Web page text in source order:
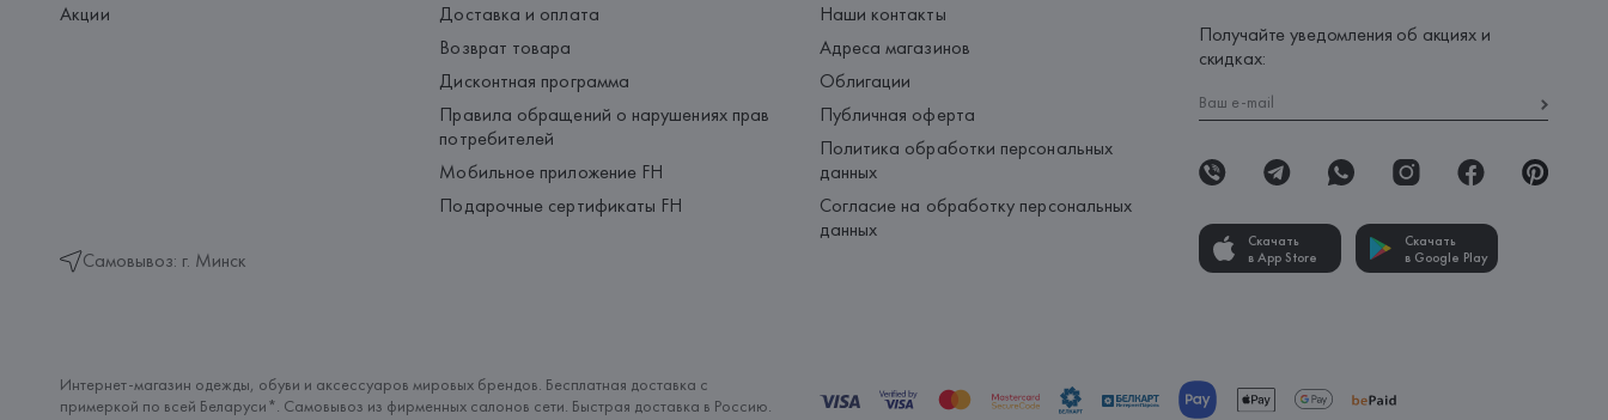
Акции
Самовывоз: г. Минск
Доставка и оплата
Возврат товара
Дисконтная программа
Правила обращений о нарушениях прав
потребителей
Мобильное приложение FH
Подарочные сертификаты FH
Наши контакты
Адреса магазинов
Облигации
Публичная оферта
Политика обработки персональных
данных
Согласие на обработку персональных
данных
Получайте уведомления об акциях и
скидках:
Скачать
в App Store
Скачать
в Google Play
Интернет-магазин одежды, обуви и аксессуаров мировых брендов. Бесплатная доставка с
примеркой по всей Беларуси*. Самовывоз из фирменных салонов сети. Быстрая доставка в Россию.